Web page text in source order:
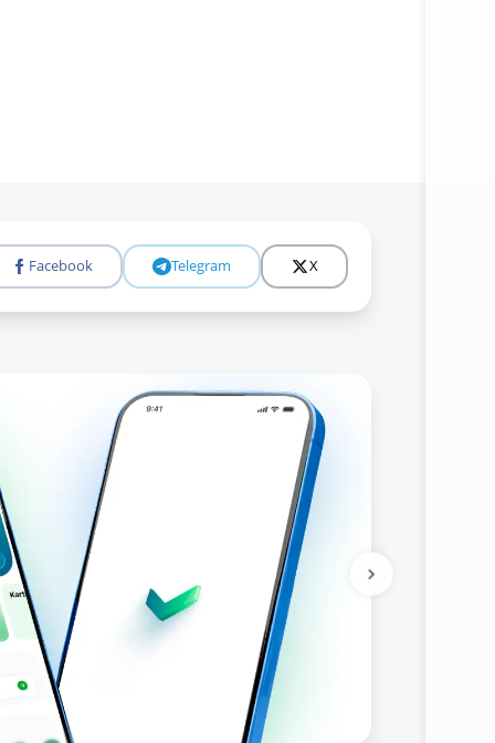
Facebook Telegram X